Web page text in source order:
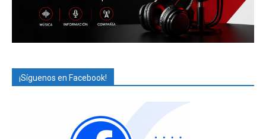
¡Síguenos en Facebook!